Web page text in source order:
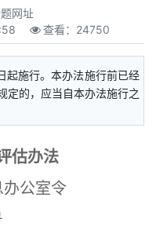
网址
查看： 24750
起施行。本办法施行前已经
定的，应当自本办法施行之
估办法
办公室令